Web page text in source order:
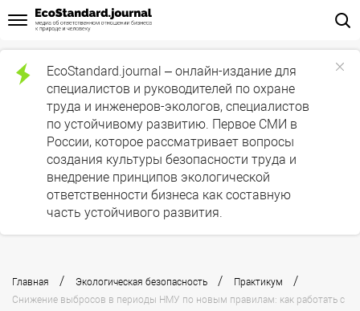
EcoStandard.journal – онлайн-издание для
специалистов и руководителей по охране
труда и инженеров-экологов, специалистов
по устойчивому развитию. Первое СМИ в
России, которое рассматривает вопросы
создания культуры безопасности труда и
внедрение принципов экологической
ответственности бизнеса как составную
часть устойчивого развития.
Главная / Экологическая безопасность / Практикум /
Снижение выбросов в периоды НМУ по новым правилам: как работать с